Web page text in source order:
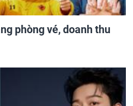
phòng vé, doanh thu